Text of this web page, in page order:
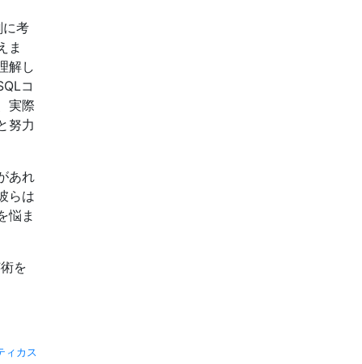
考
ま
解し
コ
実際
努力
あれ
らは
悩ま
を
ィカス